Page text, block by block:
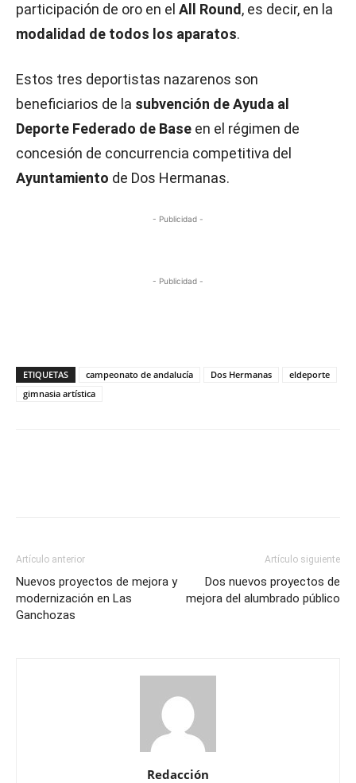
participación de oro en el All Round , es decir, en la
modalidad de todos los aparatos.
Estos tres deportistas nazarenos son
beneficiarios de la subvención de Ayuda al
Deporte Federado de Base en el régimen de
concesión de concurrencia competitiva del
Ayuntamiento de Dos Hermanas.
- Publicidad -
- Publicidad -
ETIQUETAS campeonato de andalucía Dos Hermanas
eldeporte
gimnasia artística
Artículo anterior
Nuevos proyectos de mejora y
modernización en Las
Ganchozas
Artículo siguiente
Dos nuevos proyectos de
mejora del alumbrado público
Redacción